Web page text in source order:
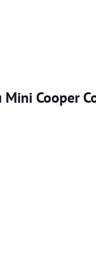
Cooper